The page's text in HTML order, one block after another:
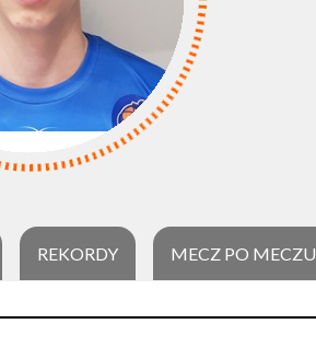
REKORDY MECZ PO MECZU